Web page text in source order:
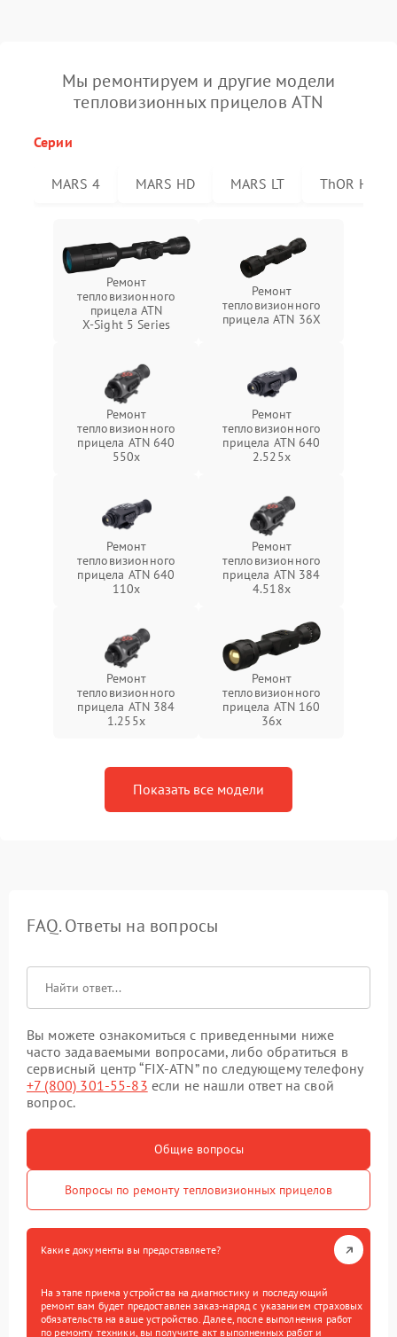
Мы ремонтируем и другие модели
тепловизионных прицелов ATN
Серии
MARS 4 MARS HD MARS LT ThOR HD
Ремонт
тепловизионного
прицела ATN
X‑Sight 5 Series
Ремонт
тепловизионного
прицела ATN 36X
Ремонт
тепловизионного
прицела ATN 640
550x
Ремонт
тепловизионного
прицела ATN 640
2.525x
Ремонт
тепловизионного
прицела ATN 640
110x
Ремонт
тепловизионного
прицела ATN 384
4.518x
Ремонт
тепловизионного
прицела ATN 384
1.255х
Ремонт
тепловизионного
прицела ATN 160
36x
Показать все модели
FAQ. Ответы на вопросы
Вы можете ознакомиться с приведенными ниже
часто задаваемыми вопросами, либо обратиться в
сервисный центр “FIX-ATN” по следующему телефону
+7 (800) 301-55-83 если не нашли ответ на свой
вопрос.
Общие вопросы
Вопросы по ремонту тепловизионных прицелов
Какие документы вы предоставляете?
На этапе приема устройства на диагностику и последующий
ремонт вам будет предоставлен заказ-наряд с указанием страховых
обязательств на ваше устройство. Далее, после выполнения работ
по ремонту техники, вы получите акт выполненных работ и